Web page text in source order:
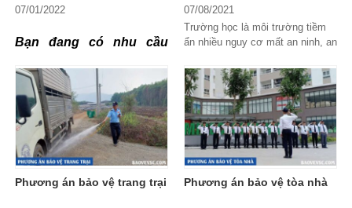
07/01/2022
Bạn đang có nhu cầu
bảo vệ tại sản trong dịp
nghỉ Tết Nguyên Đán
2022. Bạn đang tìm kiếm
đơn vị cung cấp dịch vụ
chuyên nghiệp và có
phương án bảo vệ Tết
07/08/2021
Trường học là môi trường tiềm
ẩn nhiều nguy cơ mất an ninh, an
phương án bảo vệ trường học
như nào cho hiệu...
Phương án bảo vệ trang trại Phương án bảo vệ tòa nhà